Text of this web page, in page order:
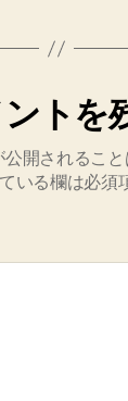
ントを
開されること
いる欄は必須